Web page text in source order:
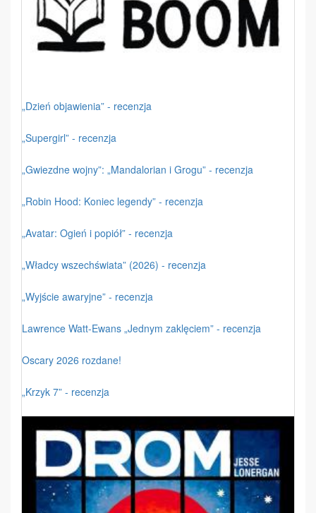
„Dzień objawienia” - recenzja
„Supergirl” - recenzja
„Gwiezdne wojny”: „Mandalorian i Grogu” - recenzja
„Robin Hood: Koniec legendy” - recenzja
„Avatar: Ogień i popiół” - recenzja
„Władcy wszechświata” (2026) - recenzja
„Wyjście awaryjne” - recenzja
Lawrence Watt-Ewans „Jednym zaklęciem” - recenzja
Oscary 2026 rozdane!
„Krzyk 7” - recenzja